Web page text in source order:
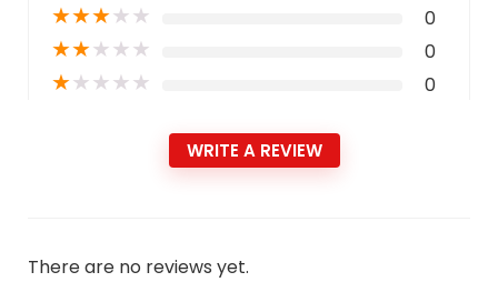
★★★★★ 0
★★★★★ 0
★★★★★ 0
WRITE A REVIEW
There are no reviews yet.